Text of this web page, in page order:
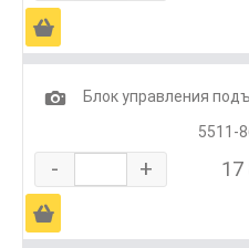
Ä
1
Блок управления
5511-
- + 17
Ä